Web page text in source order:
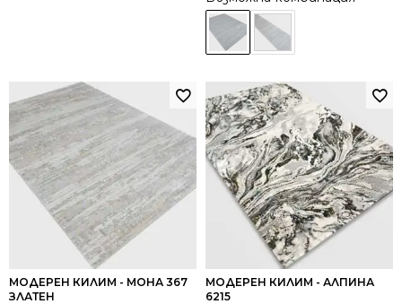
МОДЕРЕН КИЛИМ - МОНА 367
ЗЛАТЕН
МОДЕРЕН КИЛИМ - АЛПИНА
6215